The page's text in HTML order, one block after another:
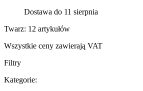
Dostawa do 11 sierpnia
Twarz: 12 artykułów
Wszystkie ceny zawierają VAT
Filtry
Kategorie: